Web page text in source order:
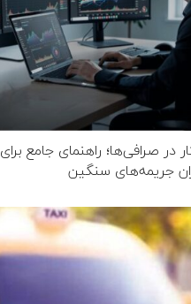
در صرافی‌ها؛ راهنمای جامع برای
جریمه‌های سنگین